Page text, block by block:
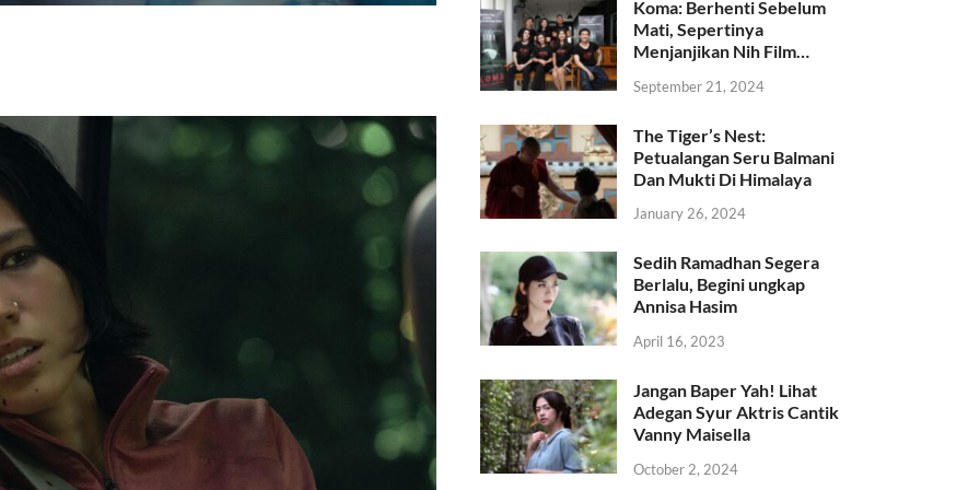
Koma: Berhenti Sebelum
Mati, Sepertinya
Menjanjikan Nih Film…
September 21, 2024
The Tiger’s Nest:
Petualangan Seru Balmani
Dan Mukti Di Himalaya
January 26, 2024
Sedih Ramadhan Segera
Berlalu, Begini ungkap
Annisa Hasim
April 16, 2023
Jangan Baper Yah! Lihat
Adegan Syur Aktris Cantik
Vanny Maisella
October 2, 2024